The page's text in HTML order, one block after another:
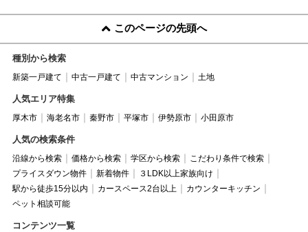
このページの先頭へ
種別から検索
新築一戸建て 中古一戸建て 中古マンション 土地
人気エリア特集
厚木市 海老名市 秦野市 平塚市 伊勢原市 小田原市
人気の検索条件
沿線から検索 価格から検索 学区から検索
こだわり条件で検索
プライスダウン物件
新着物件
３LDK以上家族向け
駅から徒歩15分以内
カースペース2台以上
カウンターキッチン
ペット相談可能
コンテンツ一覧